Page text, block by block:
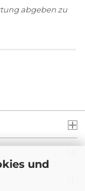
und
abgeben zu